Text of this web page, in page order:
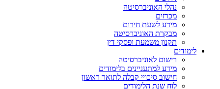
נהלי האוניברסיטה
מכרזים
מידע לשעת חירום
מבקרת האוניברסיטה
תקנון משמעת ופסקי דין
לימודים
רישום לאוניברסיטה
מידע למתעניינים בלימודים
חישוב סיכויי קבלה לתואר ראשון
לוח שנת הלימודים